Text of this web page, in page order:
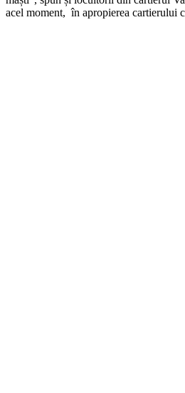
acel moment, în apropierea cartierului